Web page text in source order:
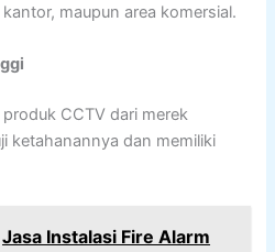
maupun area komersial.
CCTV dari merek
ketahanannya dan memiliki
Jasa Instalasi Fire Alarm